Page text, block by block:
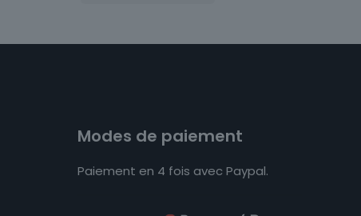
Modes de paiement
Paiement en 4 fois avec Paypal.